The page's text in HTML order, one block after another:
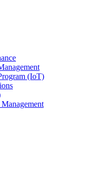
(IoT)